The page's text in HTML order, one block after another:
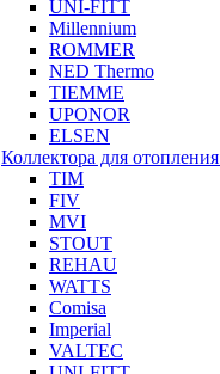
UNI-FITT
Millennium
ROMMER
NED Thermo
TIEMME
UPONOR
ELSEN
Коллектора для отопления
TIM
FIV
MVI
STOUT
REHAU
WATTS
Comisa
Imperial
VALTEC